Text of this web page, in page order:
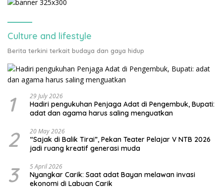
Culture and lifestyle
Berita terkini terkait budaya dan gaya hidup
1 29 July 2026
Hadiri pengukuhan Penjaga Adat di Pengembuk, Bupati:
adat dan agama harus saling menguatkan
2 20 May 2026
“Sajak di Balik Tirai”, Pekan Teater Pelajar V NTB 2026
jadi ruang kreatif generasi muda
3 5 April 2026
Nyangkar Carik: Saat adat Bayan melawan invasi
ekonomi di Labuan Carik